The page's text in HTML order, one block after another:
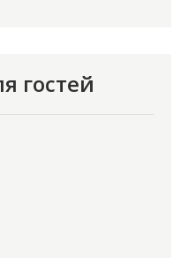
гостей